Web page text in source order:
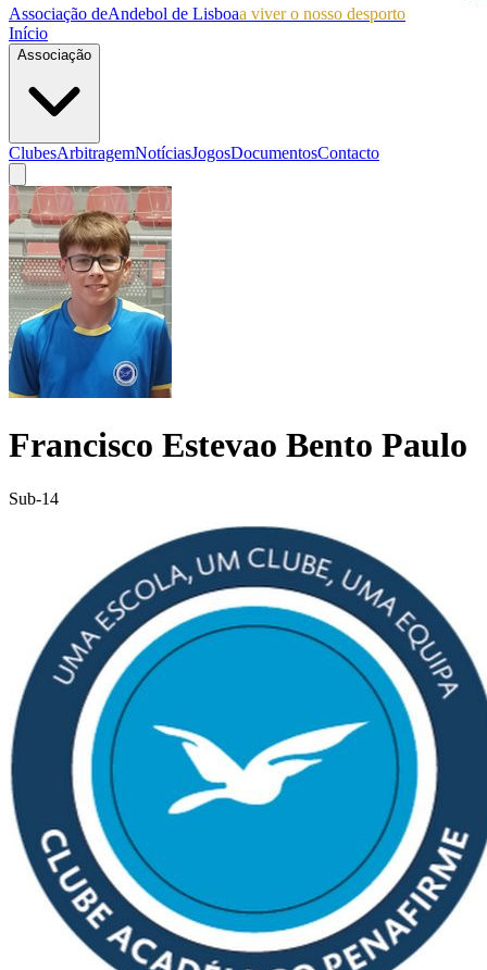
Associação deAndebol de Lisboaa viver o nosso desporto
Início
Associação
ClubesArbitragemNotíciasJogosDocumentosContacto
Francisco Estevao Bento Paulo
Sub-14